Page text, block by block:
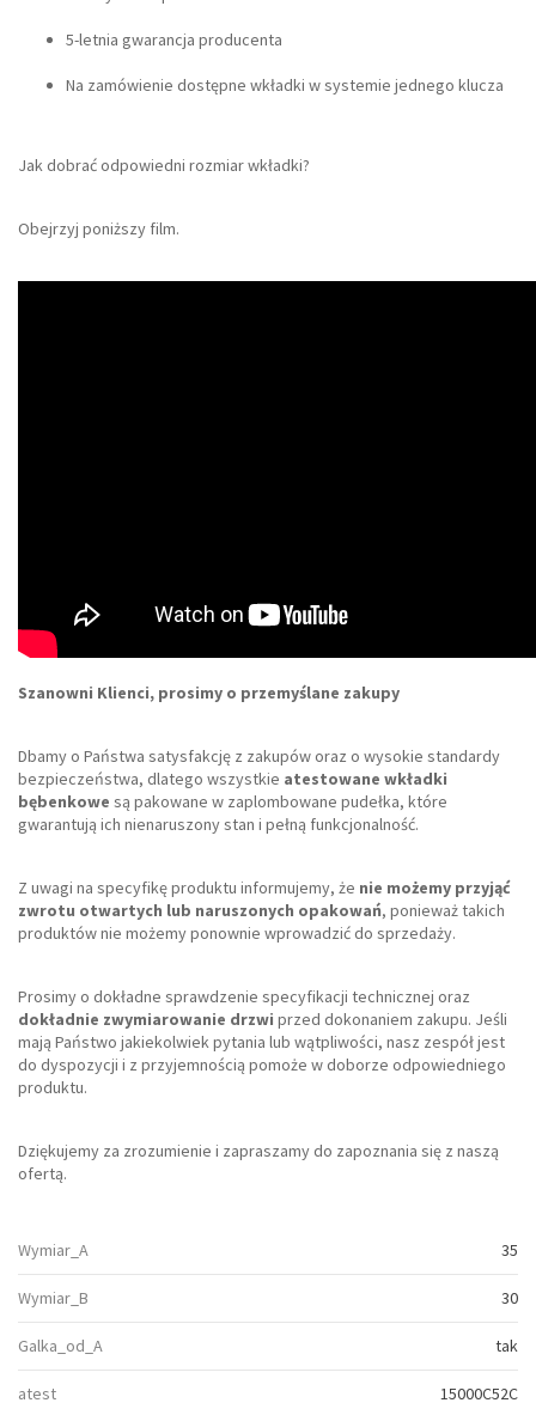
5-letnia gwarancja producenta
Na zamówienie dostępne wkładki w systemie jednego klucza
Jak dobrać odpowiedni rozmiar wkładki?
Obejrzyj poniższy film.
Szanowni Klienci, prosimy o przemyślane zakupy
Dbamy o Państwa satysfakcję z zakupów oraz o wysokie standardy
bezpieczeństwa, dlatego wszystkie atestowane wkładki
bębenkowe są pakowane w zaplombowane pudełka, które
gwarantują ich nienaruszony stan i pełną funkcjonalność.
Z uwagi na specyfikę produktu informujemy, że nie możemy przyjąć
zwrotu otwartych lub naruszonych opakowań, ponieważ takich
produktów nie możemy ponownie wprowadzić do sprzedaży.
Prosimy o dokładne sprawdzenie specyfikacji technicznej oraz
dokładnie zwymiarowanie drzwi przed dokonaniem zakupu. Jeśli
mają Państwo jakiekolwiek pytania lub wątpliwości, nasz zespół jest
do dyspozycji i z przyjemnością pomoże w doborze odpowiedniego
produktu.
Dziękujemy za zrozumienie i zapraszamy do zapoznania się z naszą
ofertą.
Wymiar_A 35
Wymiar_B 30
Galka_od_A tak
atest 15000C52C